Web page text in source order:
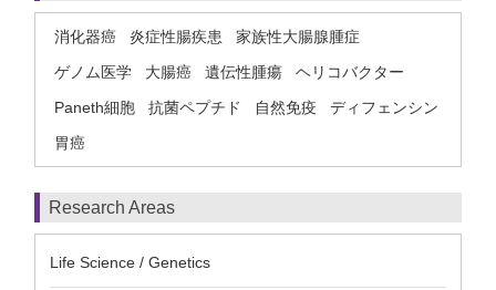
消化器癌 炎症性腸疾患
家族性大腸腺腫症
ゲノム医学
大腸癌 遺伝性腫瘍
ヘリコバクター
Paneth細胞
抗菌ペプチド 自然免疫
ディフェンシン
胃癌
Research Areas
Life Science / Genetics